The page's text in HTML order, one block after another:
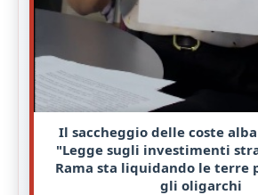
Il saccheggio delle coste
"Legge sugli investimenti
Rama sta liquidando le terre
gli oligarchi